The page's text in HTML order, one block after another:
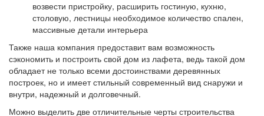
возвести пристройку, расширить гостиную, кухню,
столовую, лестницы необходимое количество спален,
массивные детали интерьера
Также наша компания предоставит вам возможность
сэкономить и построить свой дом из лафета, ведь такой дом
обладает не только всеми достоинствами деревянных
построек, но и имеет стильный современный вид снаружи и
внутри, надежный и долговечный.
Можно выделить две отличительные черты строительства